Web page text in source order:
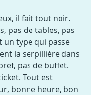
il fait tout noir.
pas de tables, pas
type qui passe
la serpillière dans
pas de buffet.
Tout est
bonne heure, bon